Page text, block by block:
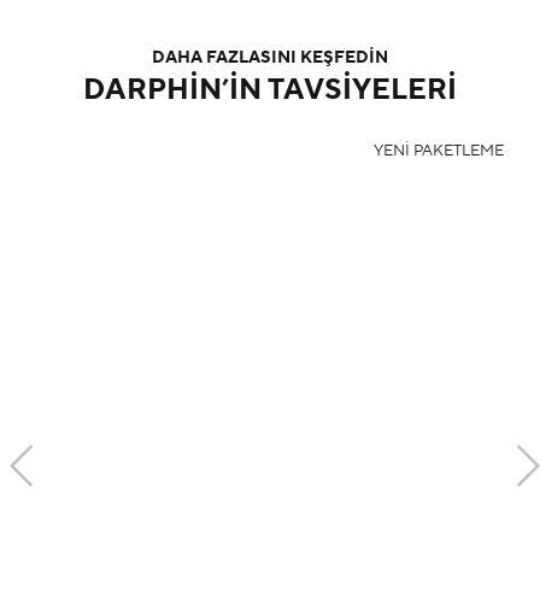
DAHA FAZLASINI KEŞFEDİN
DARPHIN’IN TAVSIYELERI
YENI PAKETLEME